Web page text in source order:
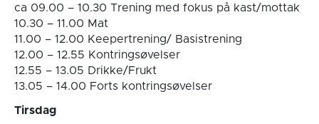
ca 09.00 – 10.30 Trening med fokus på kast/mottak
10.30 – 11.00 Mat
11.00 – 12.00 Keepertrening/ Basistrening
12.00 – 12.55 Kontringsøvelser
12.55 – 13.05 Drikke/Frukt
13.05 – 14.00 Forts kontringsøvelser
Tirsdag